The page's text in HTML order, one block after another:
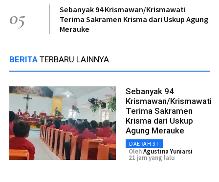
05
Sebanyak 94 Krismawan/Krismawati
Terima Sakramen Krisma dari Uskup Agung
Merauke
BERITA TERBARU LAINNYA
Sebanyak 94
Krismawan/Krismawati
Terima Sakramen
Krisma dari Uskup
Agung Merauke
DAERAH 3T
OlehAgustina Yuniarsi
21 jam yang lalu